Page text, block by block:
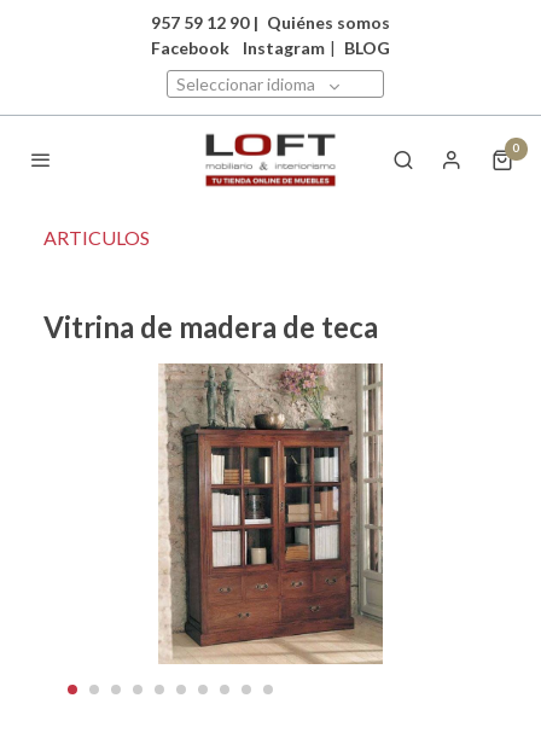
957 59 12 90 | Quiénes somos
Facebook
Instagram | BLOG
Seleccionar idioma
0
ARTICULOS
Vitrina de madera de teca